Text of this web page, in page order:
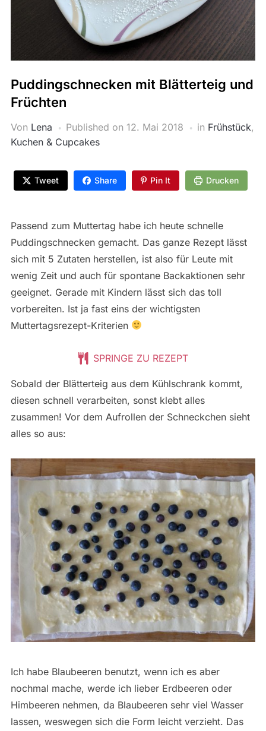
Puddingschnecken mit Blätterteig und
Früchten
Von Lena Published on 12. Mai 2018 in Frühstück,
Kuchen & Cupcakes
Tweet Share Pin It Drucken
Passend zum Muttertag habe ich heute schnelle
Puddingschnecken gemacht. Das ganze Rezept lässt
sich mit 5 Zutaten herstellen, ist also für Leute mit
wenig Zeit und auch für spontane Backaktionen sehr
geeignet. Gerade mit Kindern lässt sich das toll
vorbereiten. Ist ja fast eins der wichtigsten
Muttertagsrezept-Kriterien
SPRINGE ZU REZEPT
Sobald der Blätterteig aus dem Kühlschrank kommt,
diesen schnell verarbeiten, sonst klebt alles
zusammen! Vor dem Aufrollen der Schneckchen sieht
alles so aus:
Ich habe Blaubeeren benutzt, wenn ich es aber
nochmal mache, werde ich lieber Erdbeeren oder
Himbeeren nehmen, da Blaubeeren sehr viel Wasser
lassen, weswegen sich die Form leicht verzieht. Das